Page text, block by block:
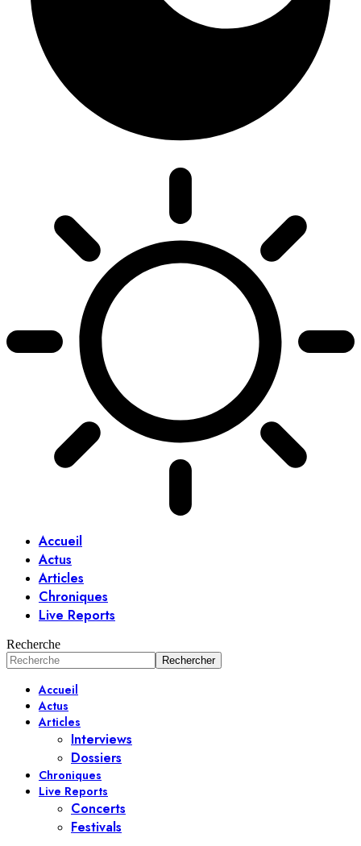
Accueil
Actus
Articles
Chroniques
Live Reports
Recherche
Accueil
Actus
Articles
Interviews
Dossiers
Chroniques
Live Reports
Concerts
Festivals